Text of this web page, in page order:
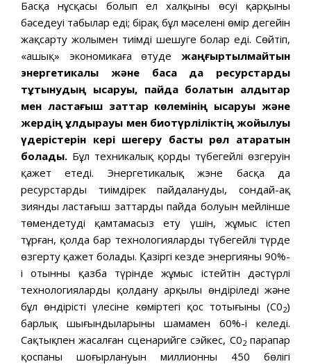
Басқа нұсқасы болып ел халқының өсуі қарқыны
бәсеңдеуі табылар еді; бірақ бұл мәселені өмір деңгейін
жақсарту жолымен тиімді шешуге болар еді. Сөйтіп,
«ашық» экономикаға өтуде жаңғыртылмайтын
энергетикалық және басқа да ресурстарды
тұтынудың қысқаруы, пайда болатын қалдықтар
мен ластағыш заттар көлемінің қысқаруы және
жердің құлдырауы мен биотүрліліктің жойылуы
үдерістерін кері шегеру басты рөл атқаратын
болады. Бұл техникалық қордың түбегейлі өзгеруін
қажет етеді. Энергетикалық жэне басқа да
ресурстарды тиімдірек пайдалануды, сондай-ақ
зиянды ластағыш заттардың пайда болуын мейлінше
төмендетуді қамтамасыз ету үшін, жұмыс істеп
тұрған, қолда бар технологияларды түбегейлі түрде
өзгерту қажет болады. Қазіргі кезде энергияның 90%-
і отынның қазба түрінде жұмыс істейтін дәстүрлі
технологияларды қолдану арқылы өндіріледі және
бұл өндірістің үлесіне көміртегі қос тотығының (С02)
барлық шығындыларының шамамен 60%-і келеді.
Сақтықпен жасалған сценарийге сэйкес, С02парапар
қоспаның шоғырлануын миллионның 450 бөлігі